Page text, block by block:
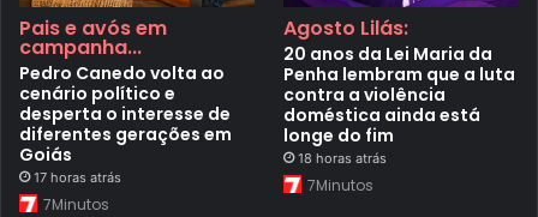
Pais e avós em
campanha...
Pedro Canedo volta ao
cenário político e
desperta o interesse de
diferentes gerações em
Goiás
17 horas atrás
7Minutos
Agosto Lilás:
20 anos da Lei Maria da
Penha lembram que a luta
contra a violência
doméstica ainda está
longe do fim
18 horas atrás
7Minutos